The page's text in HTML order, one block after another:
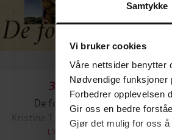
Samtykke
Vi bruker cookies
Våre nettsider benytter
Nødvendige funksjoner
Forbedrer opplevelsen
Gir oss en bedre
Gjør det mulig for oss
399,-
De fordømte
Kristine T.G. Hardeberg
LYDBOK